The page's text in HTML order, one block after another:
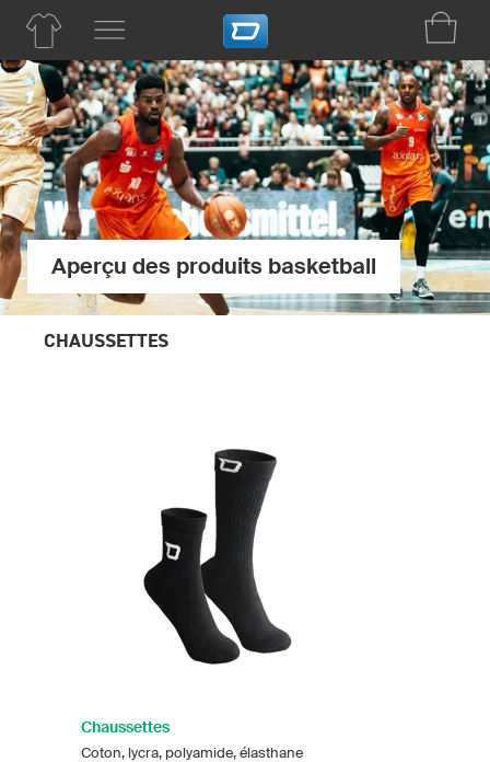
Aperçu des produits basketball
CHAUSSETTES
Chaussettes
Coton, lycra, polyamide, élasthane